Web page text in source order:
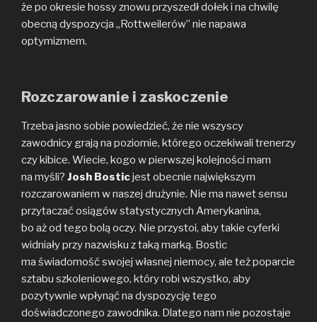
że po okresie hossy znowu przyszedł dołek i na chwilę
obecną dyspozycja „Rottweilerów” nie napawa
optymizmem.
Rozczarowanie i zaskoczenie
Trzeba jasno sobie powiedzieć, że nie wszyscy
zawodnicy grają na poziomie, którego oczekiwali trenerzy
czy kibice. Wiecie, kogo w pierwszej kolejności mam
na myśli? Josh Bosticjest obecnie największym
rozczarowaniem w naszej drużynie. Nie ma nawet sensu
przytaczać osiągów statystycznych Amerykanina,
bo aż od tego bolą oczy. Nie przystoi, aby takie cyferki
widniały przy nazwisku z taką marką. Bostic
ma świadomość swojej własnej niemocy, ale też poparcie
sztabu szkoleniowego, który robi wszystko, aby
pozytywnie wpłynąć na dyspozycję tego
doświadczonego zawodnika. Dlatego nam nie pozostaje